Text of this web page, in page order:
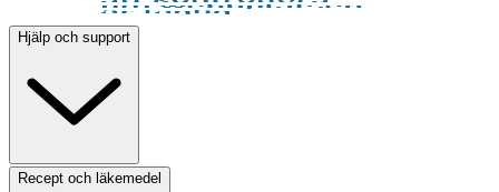
Hjälp och support
Recept och läkemedel